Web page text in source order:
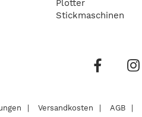
Plotter
Stickmaschinen
Versandkosten AGB